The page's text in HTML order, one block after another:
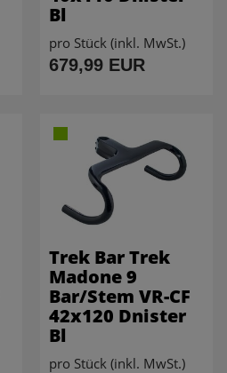
Bl
pro Stück (inkl. MwSt.)
679,99 EUR
Trek Bar Trek
Madone 9
Bar/Stem VR-CF
42x120 Dnister
Bl
pro Stück (inkl. MwSt.)